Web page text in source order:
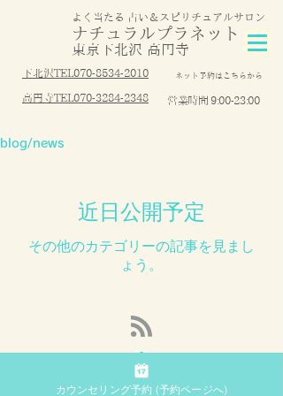
よく当たる 占い＆スピリチュアルサロン
ナチュラルプラ ネット
東京下北沢 高円寺
下北沢TEL070-8534-2010
高円寺TEL070-3284-2348
ネット予約はこちらから
営業時間 9:00-23:00
blog/news
近日公開予定
その他のカテゴリーの記事を見まし
ょう。
カウンセリング予約 (予約ページへ)